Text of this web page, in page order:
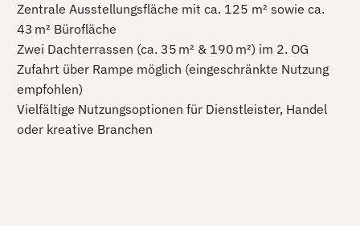
Zentrale Ausstellungsfläche mit ca. 125 m² sowie ca.
43 m² Bürofläche
Zwei Dachterrassen (ca. 35 m² & 190 m²) im 2. OG
Zufahrt über Rampe möglich (eingeschränkte Nutzung
empfohlen)
Vielfältige Nutzungsoptionen für Dienstleister, Handel
oder kreative Branchen